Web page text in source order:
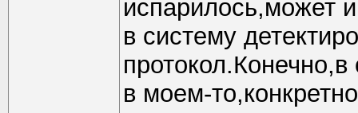
испарилось,может
в систему
в моем-